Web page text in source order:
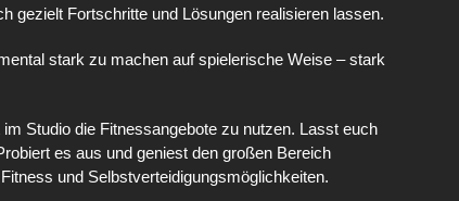
gezielt Fortschritte und Lösungen realisieren lassen.
stark zu machen auf spielerische Weise – stark
Studio die Fitnessangebote zu nutzen. Lasst euch
es aus und geniest den großen Bereich
und Selbstverteidigungsmöglichkeiten.